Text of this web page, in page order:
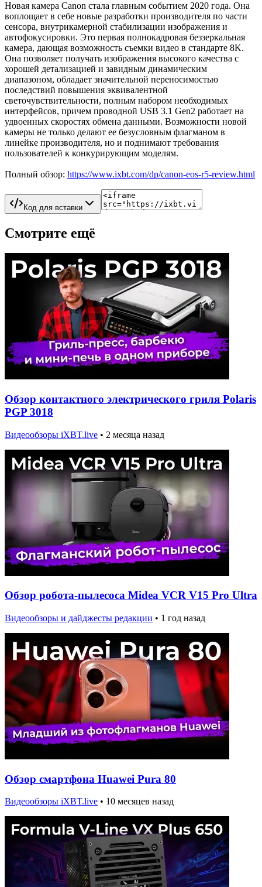
Новая камера Canon стала главным событием 2020 года. Она
воплощает в себе новые разработки производителя по части
сенсора, внутрикамерной стабилизации изображения и
автофокусировки. Это первая полнокадровая беззеркальная
камера, дающая возможность съемки видео в стандарте 8K.
Она позволяет получать изображения высокого качества с
хорошей детализацией и завидным динамическим
диапазоном, обладает значительной переносимостью
последствий повышения эквивалентной
светочувствительности, полным набором необходимых
интерфейсов, причем проводной USB 3.1 Gen2 работает на
удвоенных скоростях обмена данными. Возможности новой
камеры не только делают ее безусловным флагманом в
линейке производителя, но и поднимают требования
пользователей к конкурирующим моделям.
Полный обзор: https://www.ixbt.com/dp/canon-eos-r5-review.html
Код для вставки
Смотрите ещё
Обзор контактного электрического гриля Polaris
PGP 3018
Видеообзоры iXBT.live • 2 месяца назад
Обзор робота-пылесоса Midea VCR V15 Pro Ultra
Видеообзоры и дайджесты редакции • 1 год назад
Обзор смартфона Huawei Pura 80
Видеообзоры iXBT.live • 10 месяцев назад